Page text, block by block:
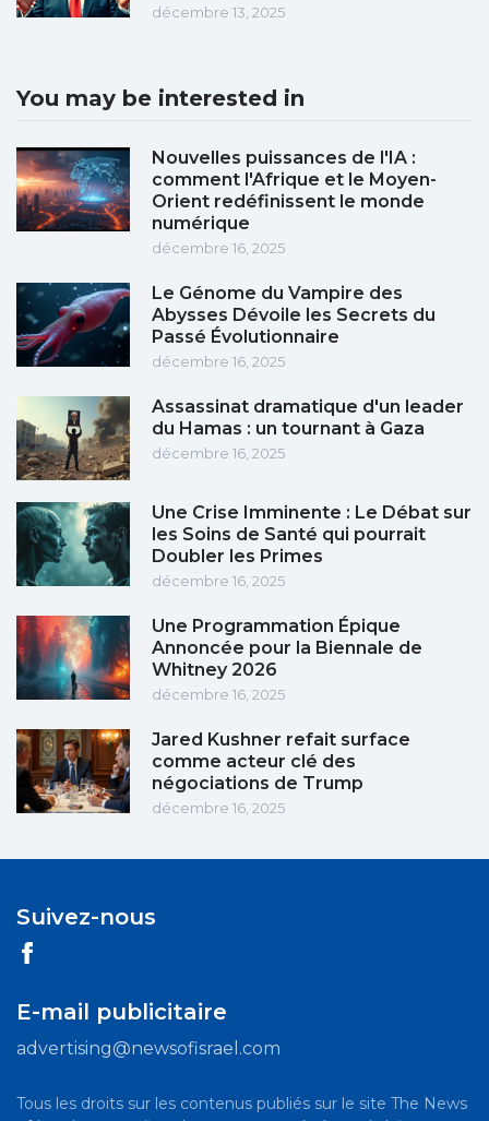
décembre 13, 2025
You may be interested in
Nouvelles puissances de l'IA :
comment l'Afrique et le Moyen-
Orient redéfinissent le monde
numérique
décembre 16, 2025
Le Génome du Vampire des
Abysses Dévoile les Secrets du
Passé Évolutionnaire
décembre 16, 2025
Assassinat dramatique d'un leader
du Hamas : un tournant à Gaza
décembre 16, 2025
Une Crise Imminente : Le Débat sur
les Soins de Santé qui pourrait
Doubler les Primes
décembre 16, 2025
Une Programmation Épique
Annoncée pour la Biennale de
Whitney 2026
décembre 16, 2025
Jared Kushner refait surface
comme acteur clé des
négociations de Trump
décembre 16, 2025
Suivez-nous
E-mail publicitaire
advertising@newsofisrael.com
Tous les droits sur les contenus publiés sur le site The News